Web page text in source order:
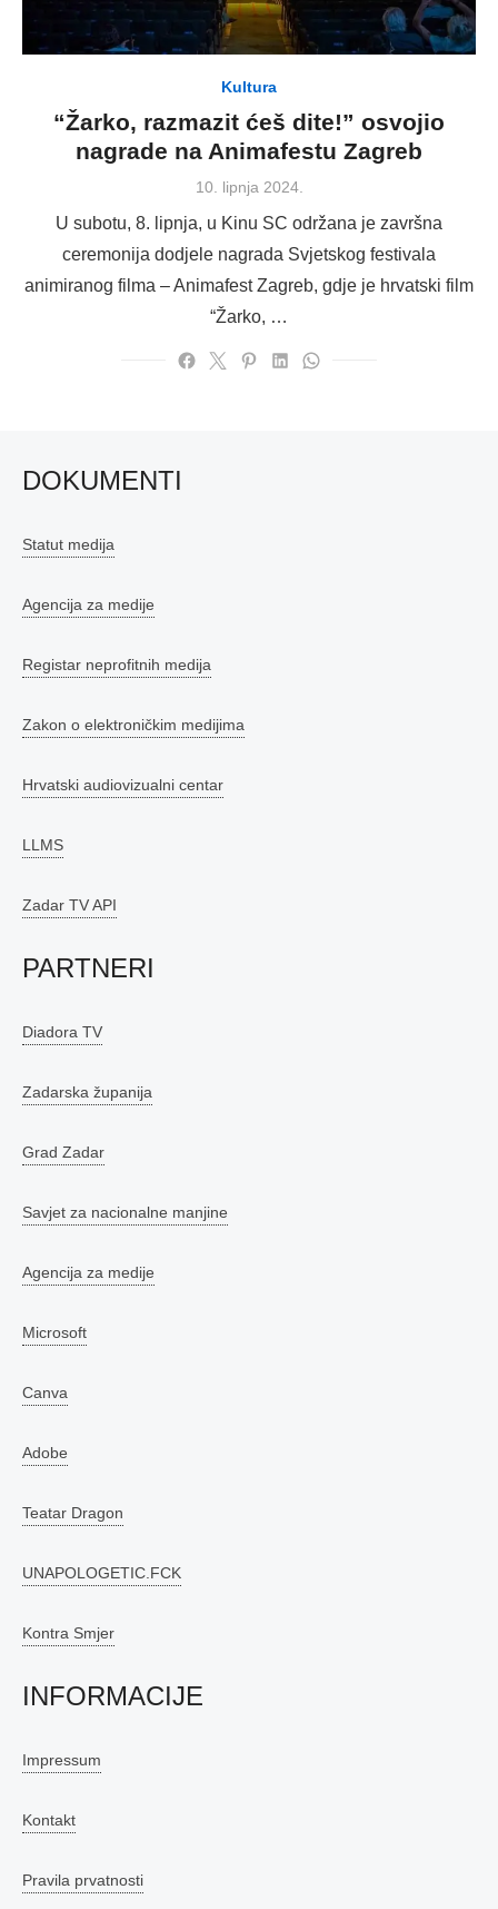
Kultura
“Žarko, razmazit ćeš dite!” osvojio
nagrade na Animafestu Zagreb
Posted
10. lipnja 2024.
U subotu, 8. lipnja, u Kinu SC održana je završna
ceremonija dodjele nagrada Svjetskog festivala
animiranog filma – Animafest Zagreb, gdje je hrvatski film
“Žarko, …
DOKUMENTI
Statut medija
Agencija za medije
Registar neprofitnih medija
Zakon o elektroničkim medijima
Hrvatski audiovizualni centar
LLMS
Zadar TV API
PARTNERI
Diadora TV
Zadarska županija
Grad Zadar
Savjet za nacionalne manjine
Agencija za medije
Microsoft
Canva
Adobe
Teatar Dragon
UNAPOLOGETIC.FCK
Kontra Smjer
INFORMACIJE
Impressum
Kontakt
Pravila prvatnosti